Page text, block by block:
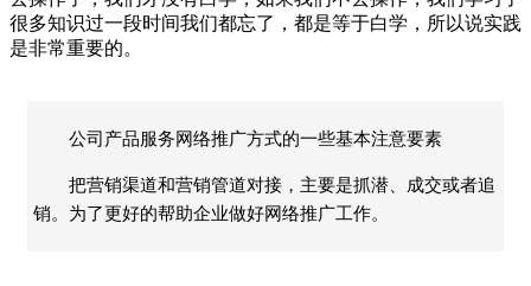
很多知识过一段时间我们都忘了，都是等于白学，所以说实践
是非常重要的。
公司产品服务网络推广方式的一些基本注意要素
把营销渠道和营销管道对接，主要是抓潜、成交或者追
销。为了更好的帮助企业做好网络推广工作。